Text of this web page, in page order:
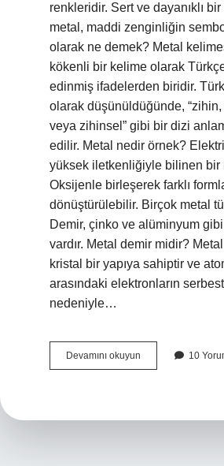
renkleridir. Sert ve dayanıklı
metal, maddi zenginliğin
olarak ne demek? Metal
kökenli bir kelime olarak
edinmiş ifadelerden biridir.
olarak düşünüldüğünde, “zihin,
veya zihinsel” gibi bir dizi
edilir. Metal nedir örnek?
yüksek iletkenliğiyle bilinen bir
Oksijenle birleşerek farklı
dönüştürülebilir. Birçok metal
Demir, çinko ve alüminyum gibi
vardır. Metal demir midir?
kristal bir yapıya sahiptir ve
arasındaki elektronların serbest
nedeniyle…
Devamını okuyun
Ne
10